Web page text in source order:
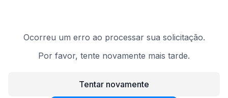
Ocorreu um erro ao processar sua solicitação.
Por favor, tente novamente mais tarde.
Tentar novamente